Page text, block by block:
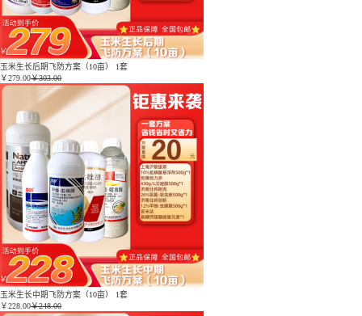
玉米生长后期飞防方案（10亩） 1套
￥279.00￥303.00
玉米生长中期飞防方案（10亩） 1套
￥228.00￥248.00